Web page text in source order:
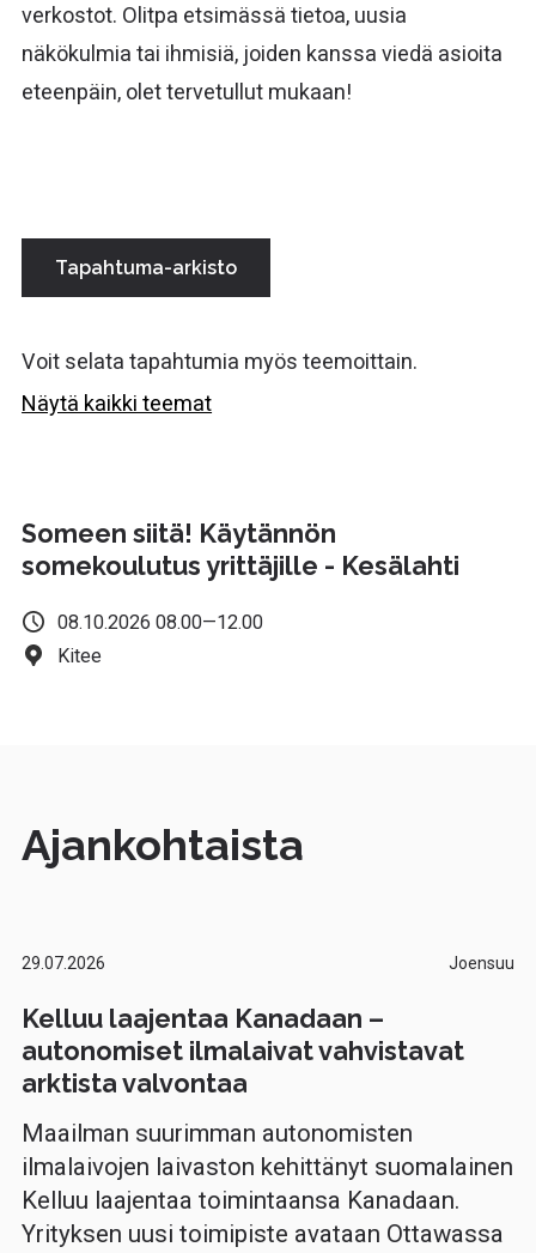
verkostot. Olitpa etsimässä tietoa, uusia
näkökulmia tai ihmisiä, joiden kanssa viedä asioita
eteenpäin, olet tervetullut mukaan!
Tapahtuma-arkisto
Voit selata tapahtumia myös teemoittain.
Näytä kaikki teemat
Someen siitä! Käytännön
somekoulutus yrittäjille - Kesälahti
08.10.2026 08.00—12.00
Kitee
Ajankohtaista
29.07.2026 Joensuu
Kelluu laajentaa Kanadaan –
autonomiset ilmalaivat vahvistavat
arktista valvontaa
Maailman suurimman autonomisten
ilmalaivojen laivaston kehittänyt suomalainen
Kelluu laajentaa toimintaansa Kanadaan.
Yrityksen uusi toimipiste avataan Ottawassa